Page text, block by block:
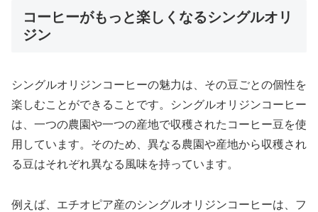
コーヒーがもっと楽しくなるシングルオリ
ジン
シングルオリジンコーヒーの魅力は、その豆ごとの個性を
楽しむことができることです。シングルオリジンコーヒー
は、一つの農園や一つの産地で収穫されたコーヒー豆を使
用しています。そのため、異なる農園や産地から収穫され
る豆はそれぞれ異なる風味を持っています。
例えば、エチオピア産のシングルオリジンコーヒーは、フ